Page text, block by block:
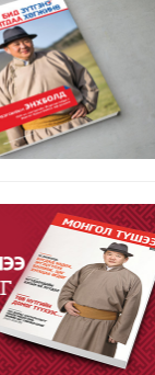
төслүүдийг эцсийн
гаргасан зарчмын
72.7 хувийн дэмжлэг
үйл ажиллагааны
дэгийн тухай
тухай хуулийг баталж,
анхны хэлэлцүүлэгт